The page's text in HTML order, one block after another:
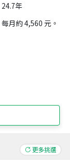
24.7年
每月約 4,560 元。
更多挑選